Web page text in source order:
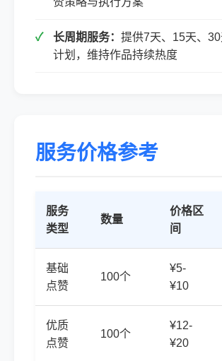
长周期服务： 提供7天、15天、
计划，维持作品持续热度
服务价格参考
服务
类型
数量
价格区
间
基础
点赞
100个
¥5-
¥10
优质
点赞
100个
¥12-
¥20